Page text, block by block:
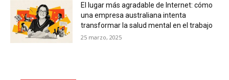
El lugar más agradable de Internet: cómo
una empresa australiana intenta
transformar la salud mental en el trabajo
25 marzo, 2025